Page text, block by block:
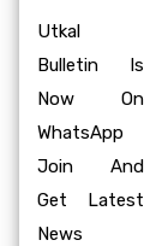
Utkal
Bulletin Is
Now On
WhatsApp
Join And
Get Latest
News